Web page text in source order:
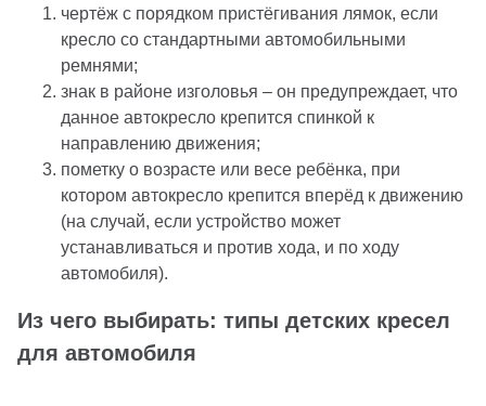
чертёж с порядком пристёгивания лямок, если
кресло со стандартными автомобильными
ремнями;
знак в районе изголовья – он предупреждает, что
данное автокресло крепится спинкой к
направлению движения;
пометку о возрасте или весе ребёнка, при
котором автокресло крепится вперёд к движению
(на случай, если устройство может
устанавливаться и против хода, и по ходу
автомобиля).
Из чего выбирать: типы детских кресел
для автомобиля